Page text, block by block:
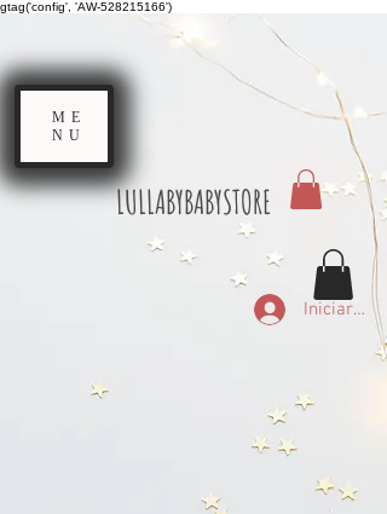
gtag('config', 'AW-528215166')
LULLABYBABYSTORE
Iniciar
ME
NU